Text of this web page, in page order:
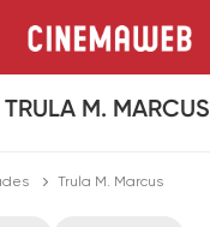
TRULA M. MARCUS
Trula M. Marcus